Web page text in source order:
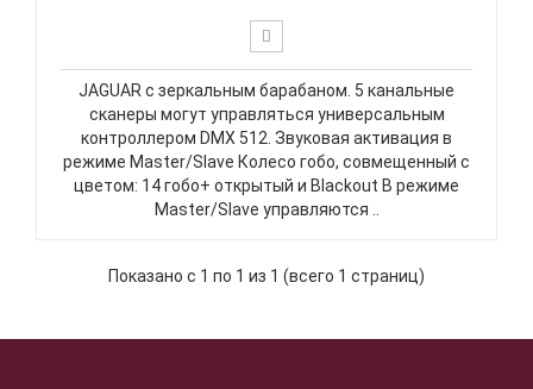
JAGUAR с зеркальным барабаном. 5 канальные
сканеры могут управляться универсальным
контроллером DMX 512. Звуковая активация в
режиме Master/Slave Колесо гобо, совмещенный с
цветом: 14 гобо+ открытый и Blackout В режиме
Master/Slave управляются ..
Показано с 1 по 1 из 1 (всего 1 страниц)